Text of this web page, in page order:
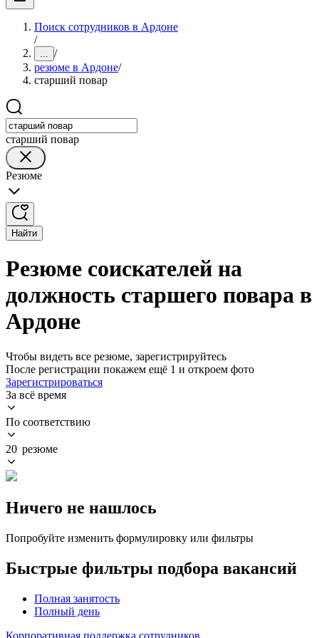
Поиск сотрудников в Ардоне
/
... /
резюме в Ардоне/
старший повар
старший повар
Резюме
Найти
Резюме соискателей на
должность старшего повара в
Ардоне
Чтобы видеть все резюме, зарегистрируйтесь
После регистрации покажем ещё 1 и откроем фото
Зарегистрироваться
За всё время
По соответствию
20 резюме
Ничего не нашлось
Попробуйте изменить формулировку или фильтры
Быстрые фильтры подбора вакансий
Полная занятость
Полный день
Корпоративная поддержка сотрудников